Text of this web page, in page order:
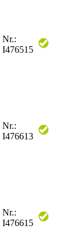
Nr.:
I476515
Nr.:
I476613
Nr.:
I476615